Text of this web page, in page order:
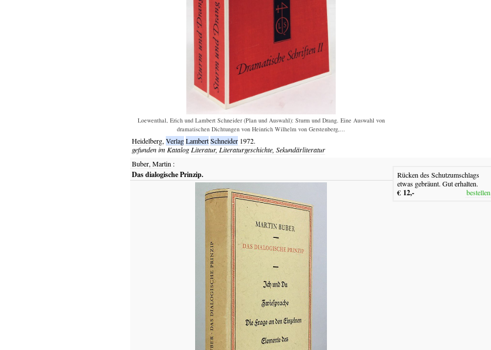
Loewenthal, Erich und Lambert Schneider (Plan und Auswahl): Sturm und Drang. Eine Auswahl von
dramatischen Dichtungen von Heinrich Wilhelm von Gerstenberg,...
Heidelberg, Verlag Lambert Schneider 1972.
gefunden im Katalog Literatur, Literaturgeschichte, Sekundärliteratur
Buber, Martin:
Das dialogische Prinzip.
Rücken des Schutzumschlags
etwas gebräunt. Gut erhalten.
€ 12,- bestellen